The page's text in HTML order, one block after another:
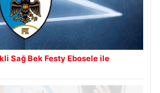
Sağ Bek Festy Ebosele ile